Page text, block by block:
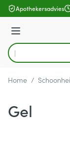
Ga naar de inhoud
Apothekersadvies
Menu
Product, merk,
Home /
Gel